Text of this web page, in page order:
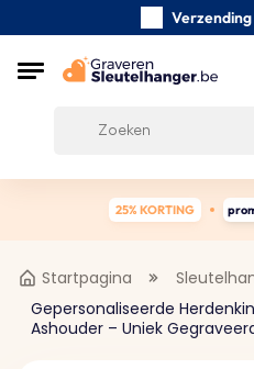
Klanten
25% KORTING
Startpagina
Gepersonaliseerde
Ashouder – Uniek